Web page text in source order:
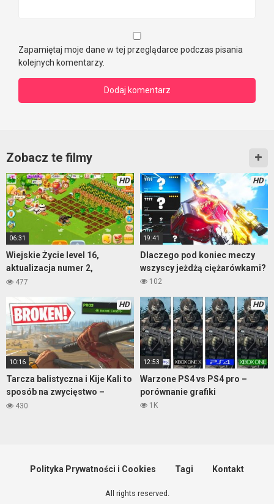
Zapamiętaj moje dane w tej przeglądarce podczas pisania
kolejnych komentarzy.
Zobacz te filmy
HD
06:31
Wiejskie Życie level 16,
aktualizacja numer 2,
rozgrywka w HD 1080p
477
HD
19:41
Dlaczego pod koniec meczy
wszyscy jeżdżą ciężarówkami?
102
HD
10:16
Tarcza balistyczna i Kije Kali to
sposób na zwycięstwo –
Warzone
430
HD
12:53
Warzone PS4 vs PS4 pro –
porównanie grafiki
1K
Polityka Prywatności i Cookies Tagi Kontakt
All rights reserved.